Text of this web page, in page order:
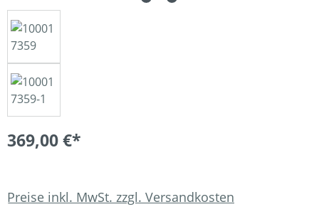
369,00 €*
Preise inkl. MwSt. zzgl. Versandkosten